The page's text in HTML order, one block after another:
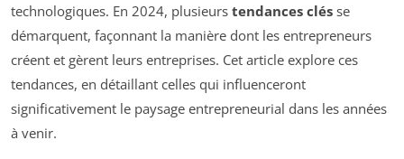
technologiques. En 2024, plusieurs tendances clés se
démarquent, façonnant la manière dont les entrepreneurs
créent et gèrent leurs entreprises. Cet article explore ces
tendances, en détaillant celles qui influenceront
significativement le paysage entrepreneurial dans les années
à venir.